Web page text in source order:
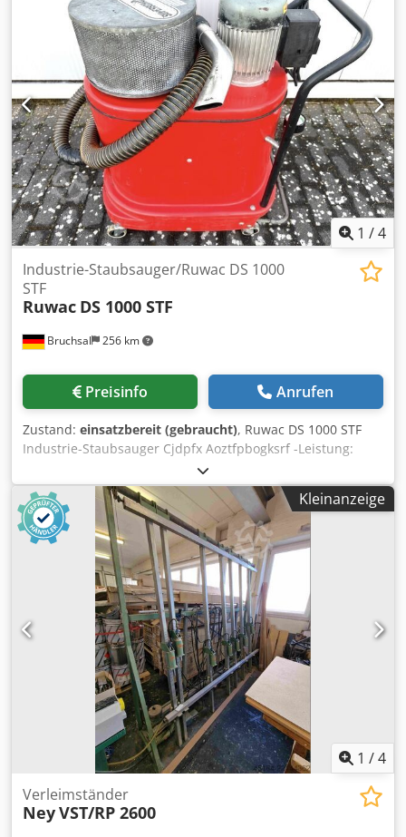
1 /4
Bruchsal 256 km
Industrie-Staubsauger/Ruwac DS 1000
STF
Ruwac DS 1000 STF
Preisinfo Anrufen
Zustand: einsatzbereit (gebraucht), Ruwac DS 1000 STF
Industrie-Staubsauger Cjdpfx Aoztfpbogksrf -Leistung:
1.500 Watt -Spannung: 380 Volt -Stromart: Drehstrom / 3-
Phasen Abmaße: LxBxH 0,8x0,5x0,9 Meter / Gewicht 70Kg
Kleinanzeige
1 /4
Verleimständer
NeyVST/RP 2600